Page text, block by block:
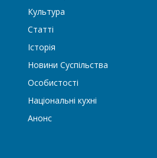
Культура
Статті
Історія
Новини Суспільства
Особистості
Національні кухні
Анонс